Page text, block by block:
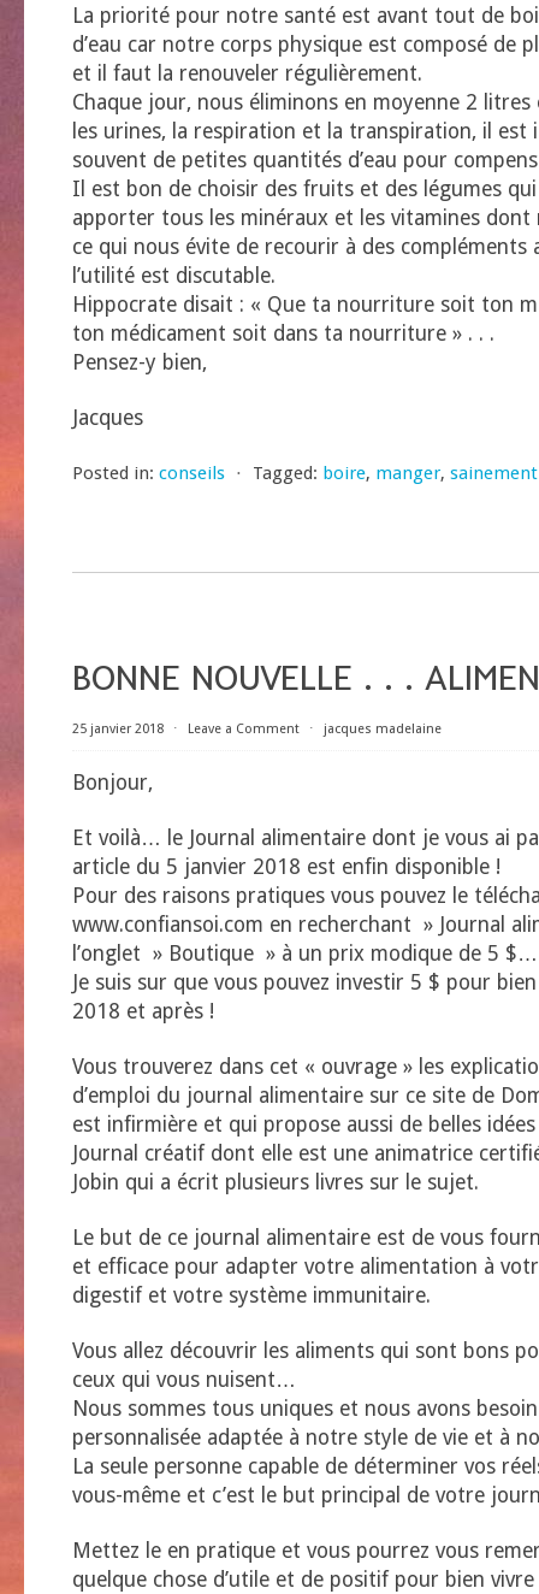
La priorité pour notre santé est avant tout de
d’eau car notre corps physique est composé de
et il faut la renouveler régulièrement.
Chaque jour, nous éliminons en moyenne 2 litres
les urines, la respiration et la transpiration, il
souvent de petites quantités d’eau pour
Il est bon de choisir des fruits et des légumes
apporter tous les minéraux et les vitamines dont
ce qui nous évite de recourir à des compléments
l’utilité est discutable.
Hippocrate disait : « Que ta nourriture soit ton
ton médicament soit dans ta nourriture » . . .
Pensez-y bien,
Jacques
Posted in: conseils ⋅ Tagged: boire, manger, sainement
BONNE NOUVELLE . . .
25 janvier 2018 ⋅ Leave a Comment ⋅ jacques madelaine
Bonjour,
Et voilà… le Journal alimentaire dont je vous ai
article du 5 janvier 2018 est enfin disponible !
Pour des raisons pratiques vous pouvez le
www.confiansoi.com en recherchant » Journal
l’onglet » Boutique » à un prix modique de 5 $…
Je suis sur que vous pouvez investir 5 $ pour
2018 et après !
Vous trouverez dans cet « ouvrage » les
d’emploi du journal alimentaire sur ce site de
est infirmière et qui propose aussi de belles
Journal créatif dont elle est une animatrice
Jobin qui a écrit plusieurs livres sur le sujet.
Le but de ce journal alimentaire est de vous
et efficace pour adapter votre alimentation à
digestif et votre système immunitaire.
Vous allez découvrir les aliments qui sont bons
ceux qui vous nuisent…
Nous sommes tous uniques et nous avons
personnalisée adaptée à notre style de vie et à
La seule personne capable de déterminer vos
vous-même et c’est le but principal de votre
Mettez le en pratique et vous pourrez vous
quelque chose d’utile et de positif pour bien